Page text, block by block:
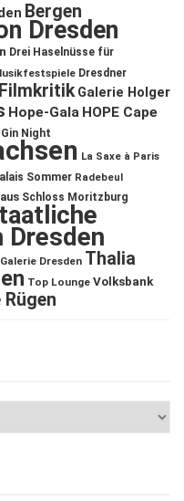
Bergen
Dresden
Drei Haselnüsse für
Dresdner
Filmkritik Galerie Holger
Hope-Gala HOPE Cape
Gin Night
La Saxe à Paris
Sommer Radebeul
Schloss Moritzburg
Dresden
Dresden Thalia
Top Lounge Volksbank